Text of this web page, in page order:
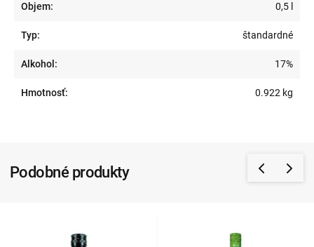
Objem: 0,5 l
Typ: štandardné
Alkohol: 17%
Hmotnosť: 0.922 kg
Podobné produkty